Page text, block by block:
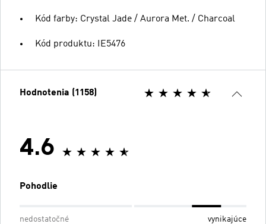
Kód farby: Crystal Jade / Aurora Met. / Charcoal
Kód produktu: IE5476
Hodnotenia (1158)
4.6
Pohodlie
nedostatočné vynikajúce